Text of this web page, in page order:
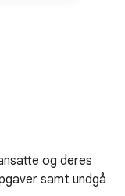
og deres
samt undgå